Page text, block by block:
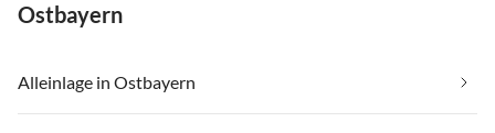
Ostbayern
Alleinlage in Ostbayern